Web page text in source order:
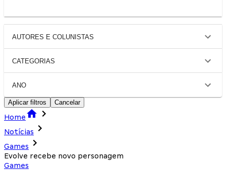
AUTORES E COLUNISTAS
CATEGORIAS
ANO
Aplicar filtros Cancelar
Home
Notícias
Games
Evolve recebe novo personagem
Games